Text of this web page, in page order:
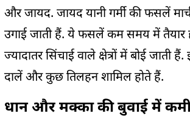
और जायद. जायद यानी गर्मी की फसलें
उगाई जाती हैं. ये फसलें कम समय में तैयार
ज्यादातर सिंचाई वाले क्षेत्रों में बोई जाती
दालें और कुछ तिलहन शामिल होते हैं.
धान और मक्का की बुवाई में